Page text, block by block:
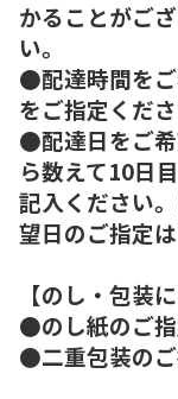
かることがご
い。
●配達時間を
をご指定くださ
●配達日をご
ら数えて10日
記入ください
望日のご指定は
【のし・包装
●のし紙のご指
●二重包装のご